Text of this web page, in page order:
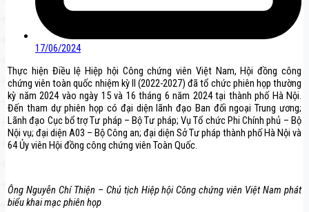
17/06/2024
Thực hiện Điều lệ Hiệp hội Công chứng viên Việt Nam, Hội đồng công
chứng viên toàn quốc nhiệm kỳ II (2022-2027) đã tổ chức phiên họp thường
kỳ năm 2024 vào ngày 15 và 16 tháng 6 năm 2024 tại thành phố Hà Nội.
Đến tham dự phiên họp có đại diện lãnh đạo Ban đối ngoại Trung ương;
Lãnh đạo Cục bổ trợ Tư pháp – Bộ Tư pháp; Vụ Tổ chức Phi Chính phủ – Bộ
Nội vụ; đại diện A03 – Bộ Công an; đại diện Sở Tư pháp thành phố Hà Nội và
64 Ủy viên Hội đồng công chứng viên Toàn Quốc.
Ông Nguyễn Chí Thiện – Chủ tịch Hiệp hội Công chứng viên Việt Nam phát
biểu khai mạc phiên họp